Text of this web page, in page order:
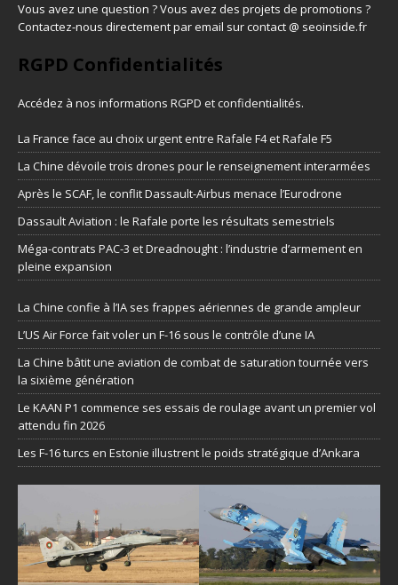
Vous avez une question ? Vous avez des projets de promotions ?
Contactez-nous directement par email sur contact @ seoinside.fr
RGPD Confidentialités
Accédez à nos informations RGPD et confidentialités.
La France face au choix urgent entre Rafale F4 et Rafale F5
La Chine dévoile trois drones pour le renseignement interarmées
Après le SCAF, le conflit Dassault-Airbus menace l’Eurodrone
Dassault Aviation : le Rafale porte les résultats semestriels
Méga-contrats PAC-3 et Dreadnought : l’industrie d’armement en
pleine expansion
La Chine confie à l’IA ses frappes aériennes de grande ampleur
L’US Air Force fait voler un F-16 sous le contrôle d’une IA
La Chine bâtit une aviation de combat de saturation tournée vers
la sixième génération
Le KAAN P1 commence ses essais de roulage avant un premier vol
attendu fin 2026
Les F-16 turcs en Estonie illustrent le poids stratégique d’Ankara